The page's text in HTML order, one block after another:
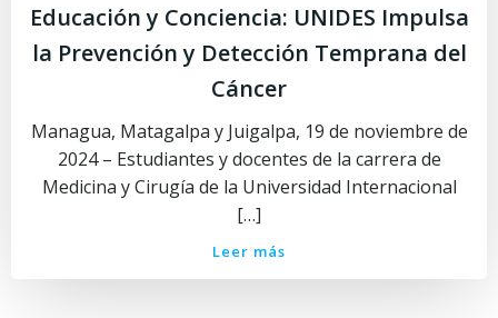
Educación y Conciencia: UNIDES Impulsa
la Prevención y Detección Temprana del
Cáncer
Managua, Matagalpa y Juigalpa, 19 de noviembre de
2024 – Estudiantes y docentes de la carrera de
Medicina y Cirugía de la Universidad Internacional
[…]
Leer más